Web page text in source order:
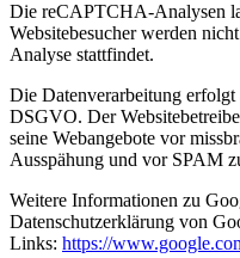
Die reCAPTCHA-Analysen
Websitebesucher werden
Analyse stattfindet.
Die Datenverarbeitung
DSGVO. Der
seine Webangebote vor
Ausspähung und vor SPAM
Weitere Informationen zu
Datenschutzerklärung von
Links: https://